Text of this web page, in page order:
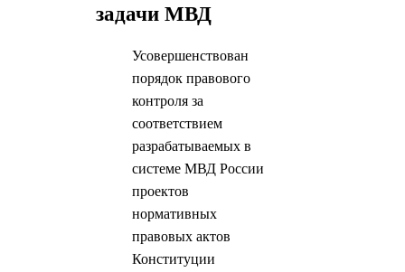
задачи МВД
Усовершенствован
порядок правового
контроля за
соответствием
разрабатываемых в
системе МВД России
проектов
нормативных
правовых актов
Конституции